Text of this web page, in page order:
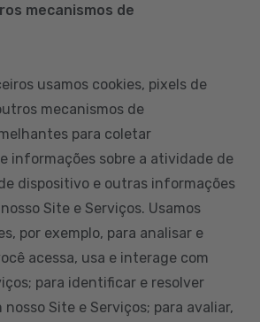
mecanismos de
usamos cookies, pixels de
mecanismos de
para coletar
informações sobre a atividade de
dispositivo e outras informações
Site e Serviços. Usamos
por exemplo, para analisar e
acessa, usa e interage com
para identificar e resolver
Site e Serviços; para avaliar,